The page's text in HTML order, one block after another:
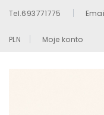
Tel.693771775
PLN Moje konto